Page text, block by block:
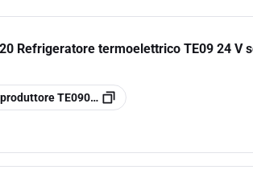
Refrigeratore termoelettrico TE09 24 V
TE090624020